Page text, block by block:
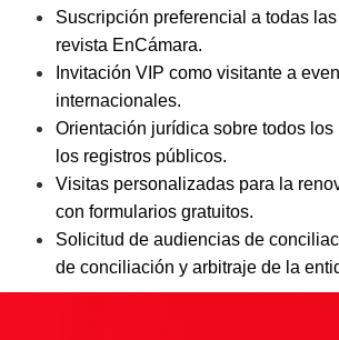
Suscripción preferencial a todas
revista EnCámara.
Invitación VIP como visitante a
internacionales.
Orientación jurídica sobre todos
los registros públicos.
Visitas personalizadas para la
con formularios gratuitos.
Solicitud de audiencias de
de conciliación y arbitraje de la